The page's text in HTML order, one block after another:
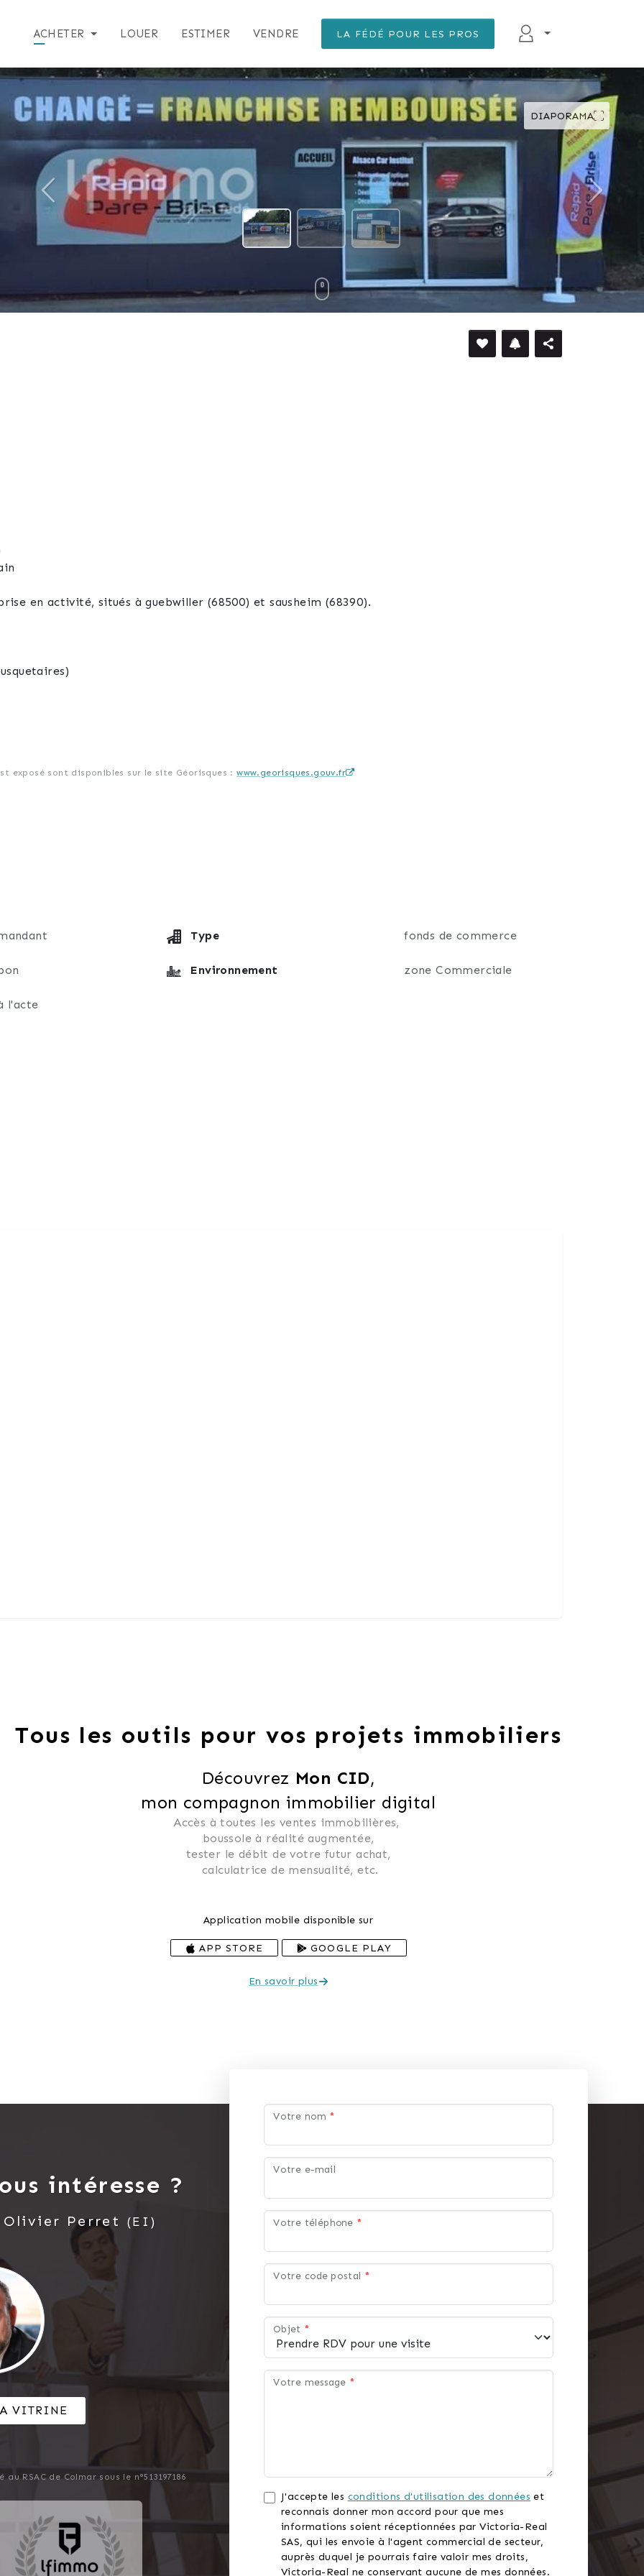
ACHETER LOUER ESTIMER VENDRE LA FÉDÉ POUR LES PROS
DIAPORAMA
DÉFILER VERS LE BAS
en activité, situés à guebwiller (68500) et sausheim (68390).
possible.
exposé sont disponibles sur le site Géorisques :www.georisques.gouv.fr
Type fonds de commerce
Environnement zone Commerciale
l'acte
Tous les outils pour vos projets immobiliers
Découvrez Mon CID,
mon compagnon immobilier digital
Accès à toutes les ventes immobilières,
boussole à réalité augmentée,
tester le débit de votre futur achat,
calculatrice de mensualité, etc.
Application mobile disponible sur
APP STORE GOOGLE PLAY
En savoir plus
intéresse ?
Olivier Perret (EI)
VITRINE
RSAC de Colmar sous le n°513197186
Votre nom *
Votre e-mail
Votre téléphone *
Votre code postal *
Objet *
Votre message *
J'accepte les conditions d'utilisation des données et
reconnais donner mon accord pour que mes
informations soient réceptionnées par Victoria-Real
SAS, qui les envoie à l'agent commercial de secteur,
auprès duquel je pourrais faire valoir mes droits,
Victoria-Real ne conservant aucune de mes données.